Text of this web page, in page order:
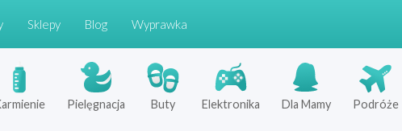
Sklepy Blog Wyprawka
Pielęgnacja Buty Elektronika Dla Mamy Podróże